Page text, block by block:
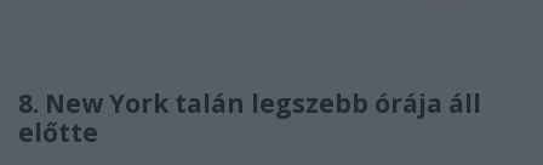
8. New York talán legszebb órája áll
előtte